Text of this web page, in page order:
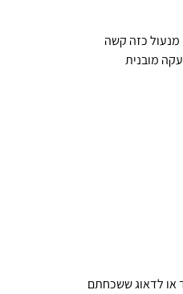
מנעול כזה קשה
מובנית
או לדאוג ששכחתם